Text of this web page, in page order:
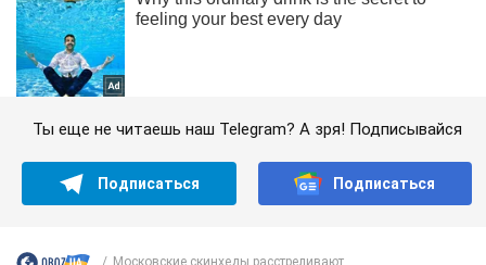
Ты еще не читаешь наш Telegram? А зря! Подписывайся
Подписаться Подписаться
Московские скинхеды расстреливают...